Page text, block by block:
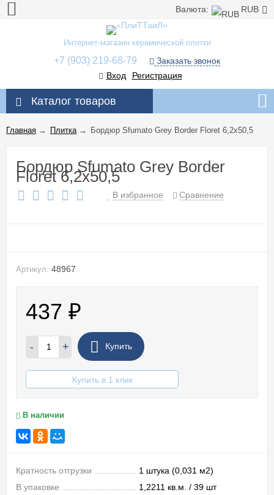
Валюта: RUB
Интернет-магазин керамической плитки
+7 (903) 219-68-79
Заказать звонок
Вход
Регистрация
Каталог товаров
Главная → Плитка→ Бордюр Sfumato Grey Border Floret 6,2x50,5
Бордюр Sfumato Grey Border
Floret 6,2x50,5
В избранное Сравнение
Артикул: 48967
437 ₽
- + Купить
Купить в 1 клик
В наличии
Кратность отгрузки
1 штука (0,031 м2)
В упаковке
1,2211 кв.м. / 39 шт